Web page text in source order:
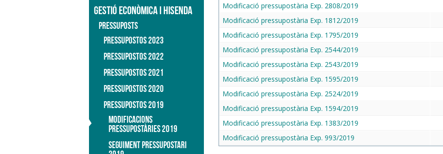
Modificació pressupostària Exp. 2808/2019
Modificació pressupostària Exp. 1812/2019
Modificació pressupostària Exp. 1795/2019
Modificació pressupostària Exp. 2544/2019
Modificació pressupostària Exp. 2543/2019
Modificació pressupostària Exp. 1595/2019
Modificació pressupostària Exp. 2524/2019
Modificació pressupostària Exp. 1594/2019
Modificació pressupostària Exp. 1383/2019
Modificació pressupostària Exp. 993/2019
GESTIÓ ECONÒMICA I HISENDA
PRESSUPOSTS
PRESSUPOSTOS 2023
PRESSUPOSTOS 2022
PRESSUPOSTOS 2021
PRESSUPOSTOS 2020
PRESSUPOSTOS 2019
MODIFICACIONS
PRESSUPOSTÀRIES 2019
SEGUIMENT PRESSUPOSTARI